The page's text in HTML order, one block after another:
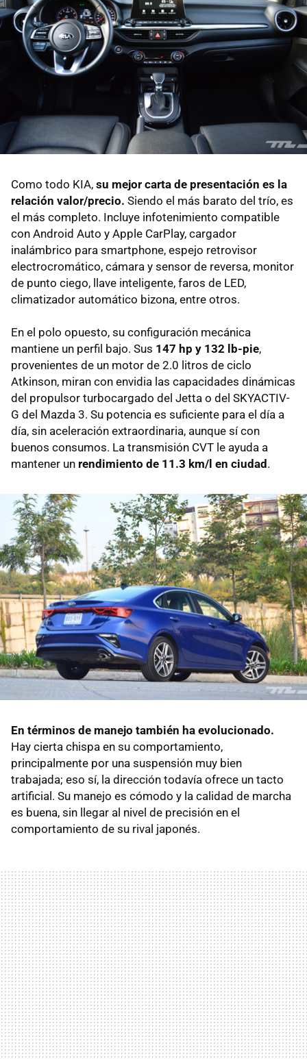
Como todo KIA, su mejor carta de presentación es la
relación valor/precio. Siendo el más barato del trío, es
el más completo. Incluye infotenimiento compatible
con Android Auto y Apple CarPlay, cargador
inalámbrico para smartphone, espejo retrovisor
electrocromático, cámara y sensor de reversa, monitor
de punto ciego, llave inteligente, faros de LED,
climatizador automático bizona, entre otros.
En el polo opuesto, su configuración mecánica
mantiene un perfil bajo. Sus 147 hp y 132 lb-pie,
provenientes de un motor de 2.0 litros de ciclo
Atkinson, miran con envidia las capacidades dinámicas
del propulsor turbocargado del Jetta o del SKYACTIV-
G del Mazda 3. Su potencia es suficiente para el día a
día, sin aceleración extraordinaria, aunque sí con
buenos consumos. La transmisión CVT le ayuda a
mantener un rendimiento de 11.3 km/l en ciudad .
En términos de manejo también ha evolucionado.
Hay cierta chispa en su comportamiento,
principalmente por una suspensión muy bien
trabajada; eso sí, la dirección todavía ofrece un tacto
artificial. Su manejo es cómodo y la calidad de marcha
es buena, sin llegar al nivel de precisión en el
comportamiento de su rival japonés.